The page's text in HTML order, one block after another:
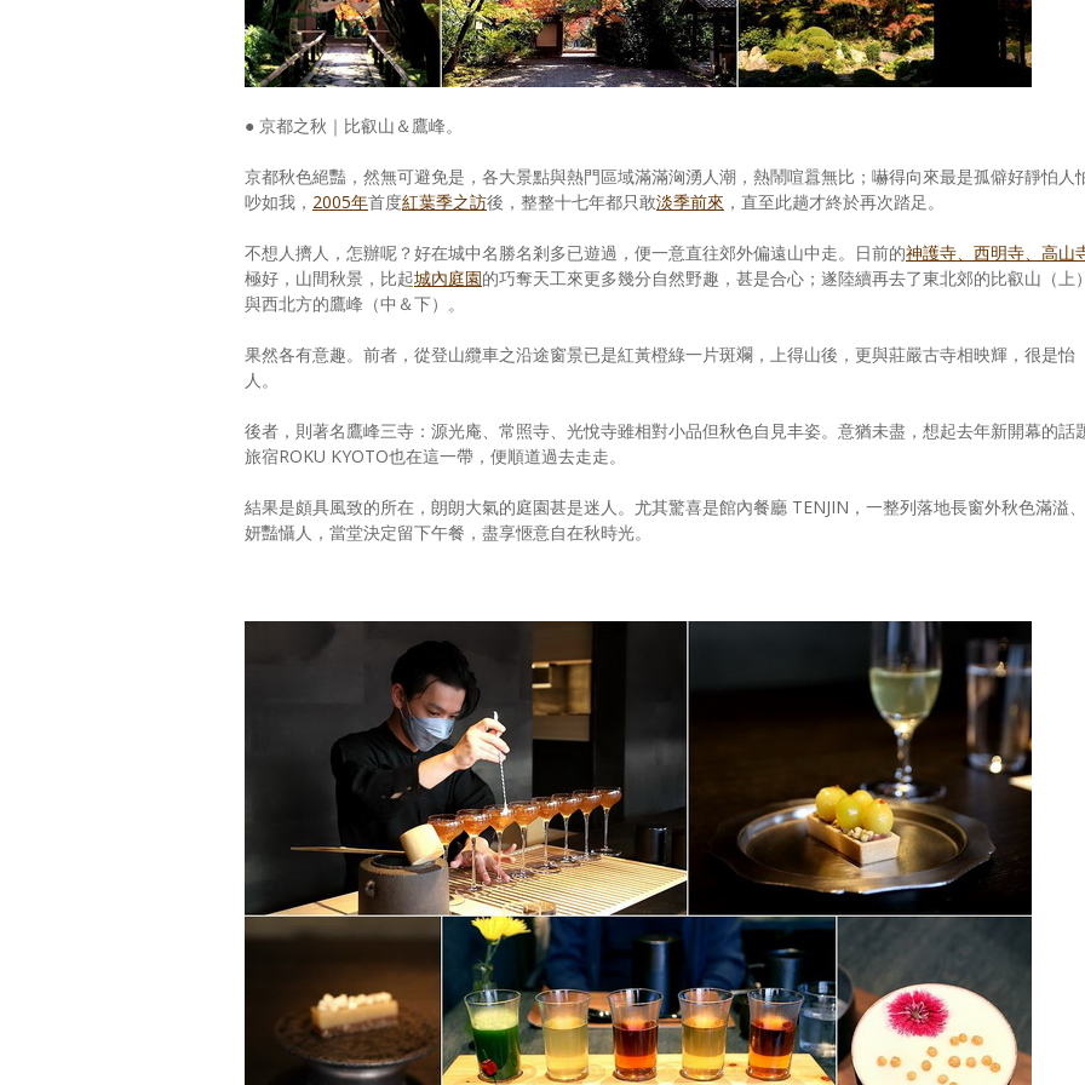
● 京都之秋｜比叡山＆鷹峰。
京都秋色絕豔，然無可避免是，各大景點與熱門區域滿滿洶湧人潮，熱鬧喧囂無比；嚇得向來最是孤僻好靜怕人
吵如我， 2005年首度紅葉季之訪後，整整十七年都只敢淡季前來 ，直至此趟才終於再次踏足。
不想人擠人，怎辦呢？好在城中名勝名剎多已遊過，便一意直往郊外偏遠山中走。日前的神護寺、西明寺、高山
極好，山間秋景，比起城內庭園的巧奪天工來更多幾分自然野趣，甚是合心；遂陸續再去了東北郊的比叡山（上）
與西北方的鷹峰（中＆下）。
果然各有意趣。前者，從登山纜車之沿途窗景已是紅黃橙綠一片斑斕，上得山後，更與莊嚴古寺相映輝，很是怡
人。
後者，則著名鷹峰三寺：源光庵、常照寺、光悅寺雖相對小品但秋色自見丰姿。意猶未盡，想起去年新開幕的話
旅宿ROKU KYOTO也在這一帶，便順道過去走走。
結果是頗具風致的所在，朗朗大氣的庭園甚是迷人。尤其驚喜是館內餐廳 TENJIN，一整列落地長窗外秋色滿溢、
妍豔懾人，當堂決定留下午餐，盡享愜意自在秋時光。